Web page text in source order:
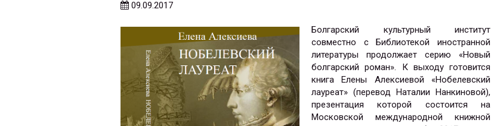
09.09.2017
Болгарский культурный институт
совместно с Библиотекой иностранной
литературы продолжает серию «Новый
болгарский роман». К выходу готовится
книга Елены Алексиевой «Нобелевский
лауреат» (перевод Наталии Нанкиновой),
презентация которой состоится на
Московской международной книжной